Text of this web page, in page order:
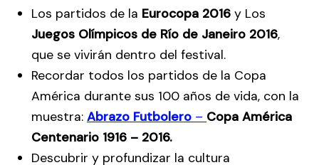
Los partidos de la Eurocopa 2016 y Los
Juegos Olímpicos de Río de Janeiro 2016,
que se vivirán dentro del festival.
Recordar todos los partidos de la Copa
América durante sus 100 años de vida, con la
muestra: Abrazo Futbolero – Copa América
Centenario 1916 – 2016.
Descubrir y profundizar la cultura